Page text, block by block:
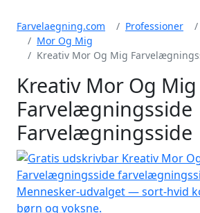
Farvelaegning.com Professioner
Mor Og Mig
Kreativ Mor Og Mig
Kreativ Mor Og Mig
Farvelægningsside
Farvelægningsside